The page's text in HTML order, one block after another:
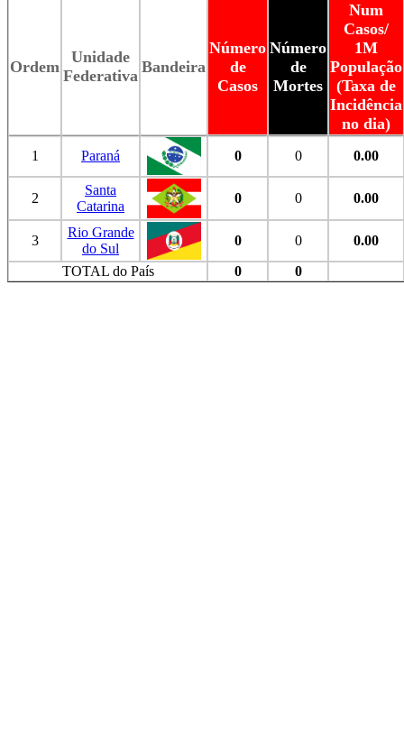
Ordem
Unidade
Federativa Bandeira
Número
de
Casos
Número
de
Mortes
Num
Casos/
1M
População
(Taxa de
Incidência
no dia)
1 Paraná 0 0 0.00
2
Santa
Catarina
0 0 0.00
3
Rio Grande
do Sul
0 0
0.00
TOTAL do País
0 0